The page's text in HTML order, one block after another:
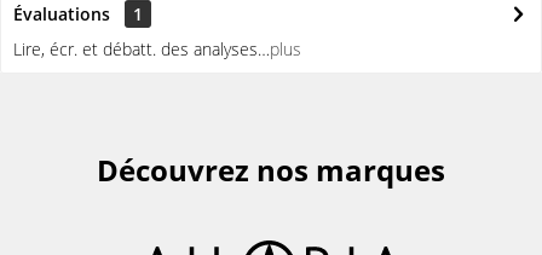
Évaluations
1
Lire, écr. et débatt. des analyses…plus
Découvrez nos marques